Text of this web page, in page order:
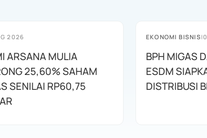
2026
ARSANA MULIA
25,60% SAHAM
SENILAI RP60,75
EKONOMI BISNIS|
BPH MIGAS
ESDM
DISTRIBUSI